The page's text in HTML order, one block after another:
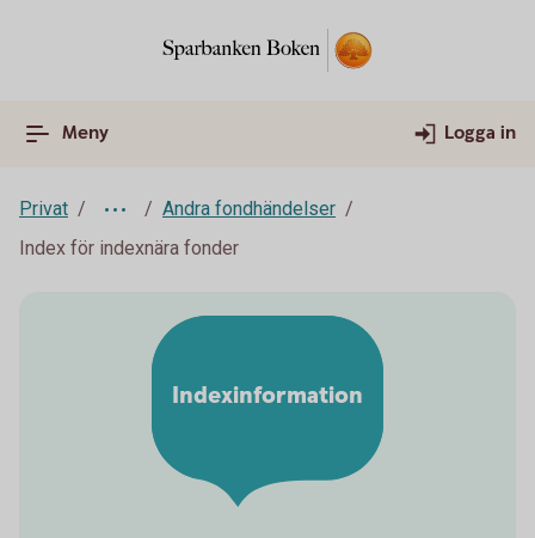
Meny Logga in
Privat
Andra fondhändelser
Index för indexnära fonder
Indexinformation